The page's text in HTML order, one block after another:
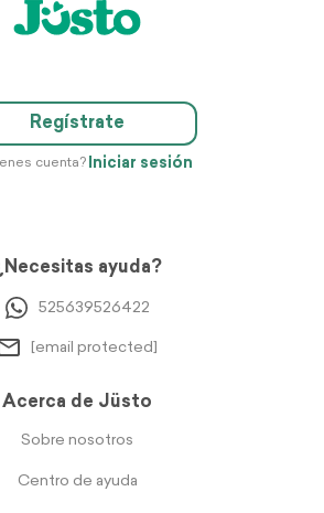
Regístrate
cuenta? Iniciar sesión
ayuda?
525639526422
[email protected]
Acerca de Jüsto
Sobre nosotros
Centro de ayuda